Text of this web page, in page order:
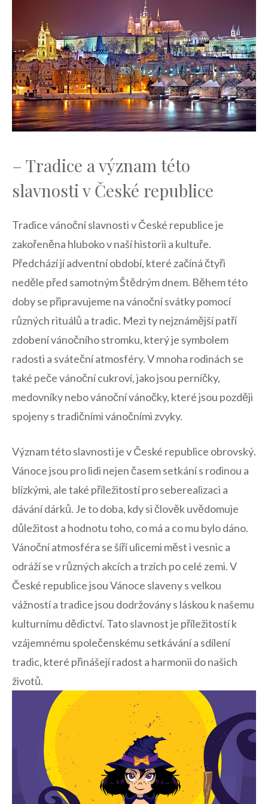
– Tradice a‍ význam této
slavnosti v České republice
Tradice vánoční slavnosti v České republice je
zakořeněna⁢ hluboko v naší historii a kultuře.
Předchází ‌jí ‌adventní období, ⁤které začíná čtyři
neděle před ‌samotným Štědrým dnem. Během této⁣
doby se připravujeme na ⁣vánoční svátky pomocí⁣
různých rituálů a‌ tradic.⁣ Mezi ty nejznámější⁤ patří⁤
zdobení‌ vánočního stromku, ​který je symbolem
radosti⁣ a sváteční‍ atmosféry. V ‍mnoha rodinách se⁣
také peče ⁢vánoční ⁢cukroví, jako jsou perníčky,
medovníky ‍nebo ​vánoční vánočky, ‍které jsou později
spojeny s tradičními vánočními zvyky.
Význam této slavnosti je v České republice obrovský.⁤
Vánoce ⁣jsou ⁣pro lidi nejen ⁣časem ‍setkání s rodinou a
blízkými,⁢ ale ​také příležitostí pro seberealizaci a
dávání dárků. Je to ⁤doba, kdy ⁣si ⁤člověk uvědomuje
důležitost‌ a ⁤hodnotu toho, co má ⁣a co mu bylo dáno.
Vánoční atmosféra ⁣se ‌šíří ulicemi měst‍ i vesnic a
odráží se ‌v různých akcích ⁢a trzích⁤ po celé zemi. ⁤V
České republice ‌jsou Vánoce​ slaveny s velkou
vážností a tradice jsou dodržovány s láskou k našemu
kulturnímu dědictví.‍ Tato slavnost je příležitostí k
vzájemnému společenskému setkávání a sdílení
tradic, ⁤které‍ přinášejí radost a‍ harmonii do ​našich⁢
životů.